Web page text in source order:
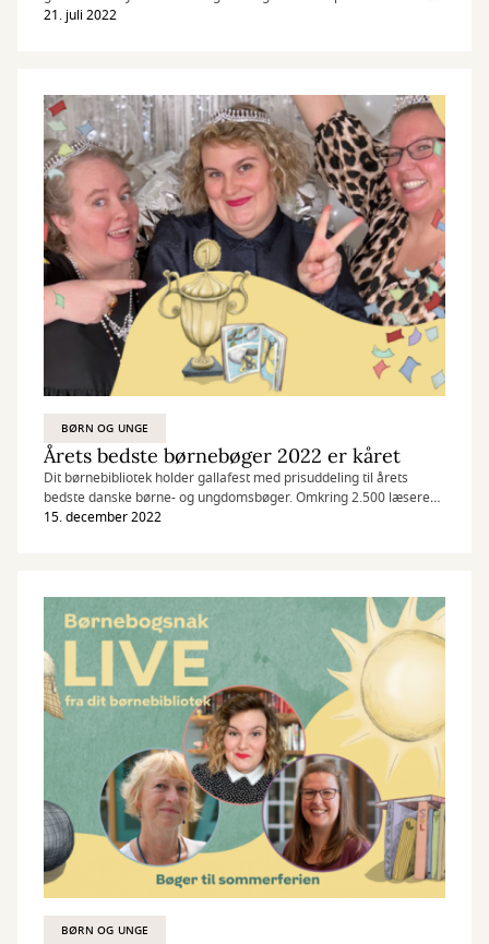
udgave af Børnebogcast.
21. juli 2022
BØRN OG UNGE
Årets bedste børnebøger 2022 er kåret
Dit børnebibliotek holder gallafest med prisuddeling til årets
bedste danske børne- og ungdomsbøger. Omkring 2.500 læsere
har stemt på årets bedste bog indenfor 7 forskellige kategorier.
15. december 2022
BØRN OG UNGE